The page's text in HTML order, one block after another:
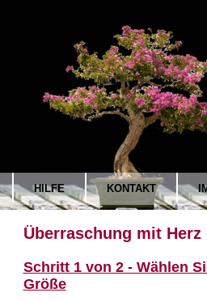
HILFE KONTAKT
Überraschung mit Herz
Schritt 1 von 2 - Wählen
Größe